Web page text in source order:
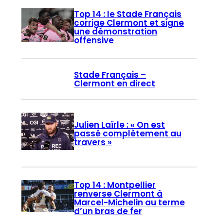
Top 14 : le Stade Français
corrige Clermont et signe
une démonstration
offensive
Stade Français –
Clermont en direct
Julien Laïrle : « On est
passé complètement au
travers »
Top 14 : Montpellier
renverse Clermont à
Marcel-Michelin au terme
d’un bras de fer